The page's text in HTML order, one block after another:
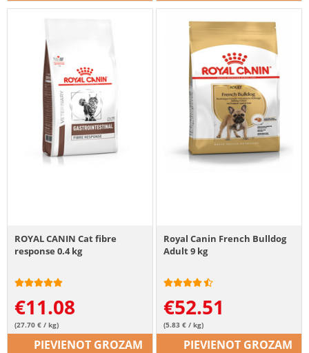
ROYAL CANIN Cat fibre
response 0.4 kg
€11.08
(27.70 € / kg)
PIEVIENOT GROZAM
Royal Canin French Bulldog
Adult 9 kg
€52.51
(5.83 € / kg)
PIEVIENOT GROZAM